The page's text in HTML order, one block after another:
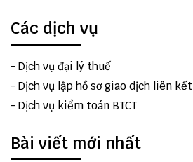
Các dịch vụ
- Dịch vụ đại lý thuế
- Dịch vụ lập hồ sơ giao dịch liên kết
- Dịch vụ kiểm toán BTCT
Bài viết mới nhất